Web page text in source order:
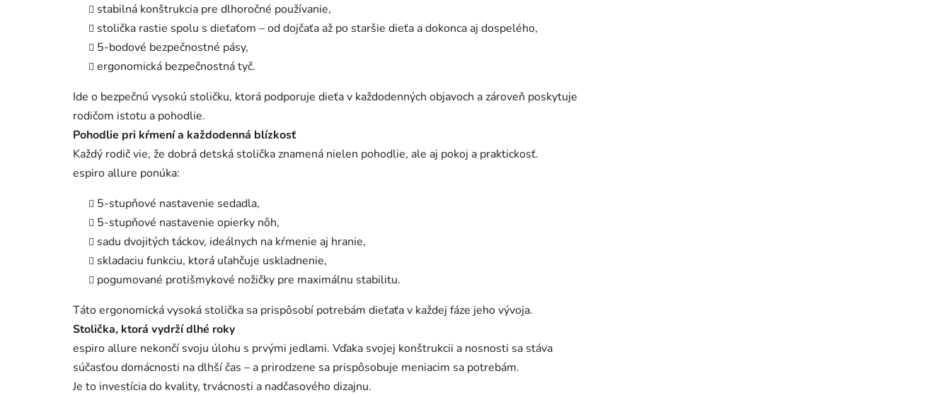
stabilná konštrukcia pre dlhoročné používanie,
stolička rastie spolu s dieťaťom – od dojčaťa až po staršie dieťa a dokonca aj dospelého,
5-bodové bezpečnostné pásy,
ergonomická bezpečnostná tyč.
Ide o bezpečnú vysokú stoličku, ktorá podporuje dieťa v každodenných objavoch a zároveň poskytuje
rodičom istotu a pohodlie.
Pohodlie pri kŕmení a každodenná blízkosť
Každý rodič vie, že dobrá detská stolička znamená nielen pohodlie, ale aj pokoj a praktickosť.
espiro allure ponúka:
5-stupňové nastavenie sedadla,
5-stupňové nastavenie opierky nôh,
sadu dvojitých táckov, ideálnych na kŕmenie aj hranie,
skladaciu funkciu, ktorá uľahčuje uskladnenie,
pogumované protišmykové nožičky pre maximálnu stabilitu.
Táto ergonomická vysoká stolička sa prispôsobí potrebám dieťaťa v každej fáze jeho vývoja.
Stolička, ktorá vydrží dlhé roky
espiro allure nekončí svoju úlohu s prvými jedlami. Vďaka svojej konštrukcii a nosnosti sa stáva
súčasťou domácnosti na dlhší čas – a prirodzene sa prispôsobuje meniacim sa potrebám.
Je to investícia do kvality, trvácnosti a nadčasového dizajnu.